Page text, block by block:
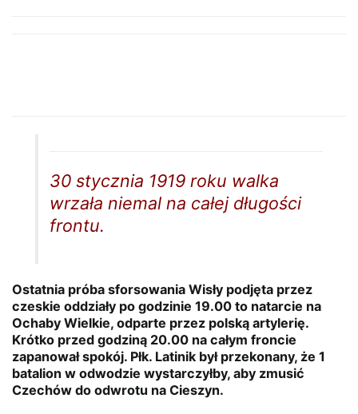
30 stycznia 1919 roku walka
wrzała niemal na całej długości
frontu.
Ostatnia próba sforsowania Wisły podjęta przez
czeskie oddziały po godzinie 19.00 to natarcie na
Ochaby Wielkie, odparte przez polską artylerię.
Krótko przed godziną 20.00 na całym froncie
zapanował spokój. Płk. Latinik był przekonany, że 1
batalion w odwodzie wystarczyłby, aby zmusić
Czechów do odwrotu na Cieszyn.